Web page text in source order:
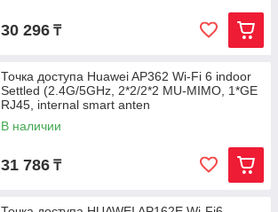
30 296 ₸
Точка доступа Huawei AP362 Wi-Fi 6 indoor
Settled (2.4G/5GHz, 2*2/2*2 MU-MIMO, 1*GE
RJ45, internal smart anten
В наличии
31 786 ₸